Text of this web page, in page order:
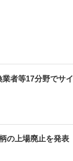
者等17分野でサイ
の上場廃止を発表